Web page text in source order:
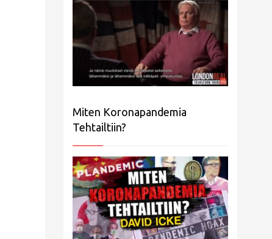
Miten Koronapandemia
Tehtailtiin?